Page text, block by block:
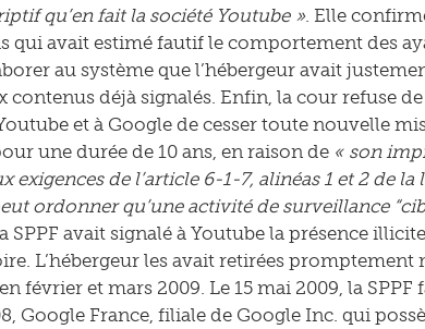
qu’en fait la société Youtube ». Elle
qui avait estimé fautif le comportement des
au système que l’hébergeur avait
contenus déjà signalés. Enfin, la cour refuse
et à Google de cesser toute nouvelle
une durée de 10 ans, en raison de « son
exigences de l’article 6-1-7, alinéas 1 et 2 de
ordonner qu’une activité de surveillance
SPPF avait signalé à Youtube la présence
L’hébergeur les avait retirées promptement
février et mars 2009. Le 15 mai 2009, la
Google France, filiale de Google Inc. qui